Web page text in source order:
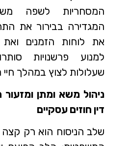
המסחריות לשפה
המגדירה בבירור את
את לוחות הזמנים
למנוע פרשנויות
שעלולות לצוץ במהלך חיי
ניהול משא ומתן
דין חוזים עסקיים
שלב הניסוח הוא רק